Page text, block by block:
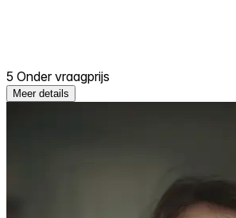
5 Onder vraagprijs
Meer details